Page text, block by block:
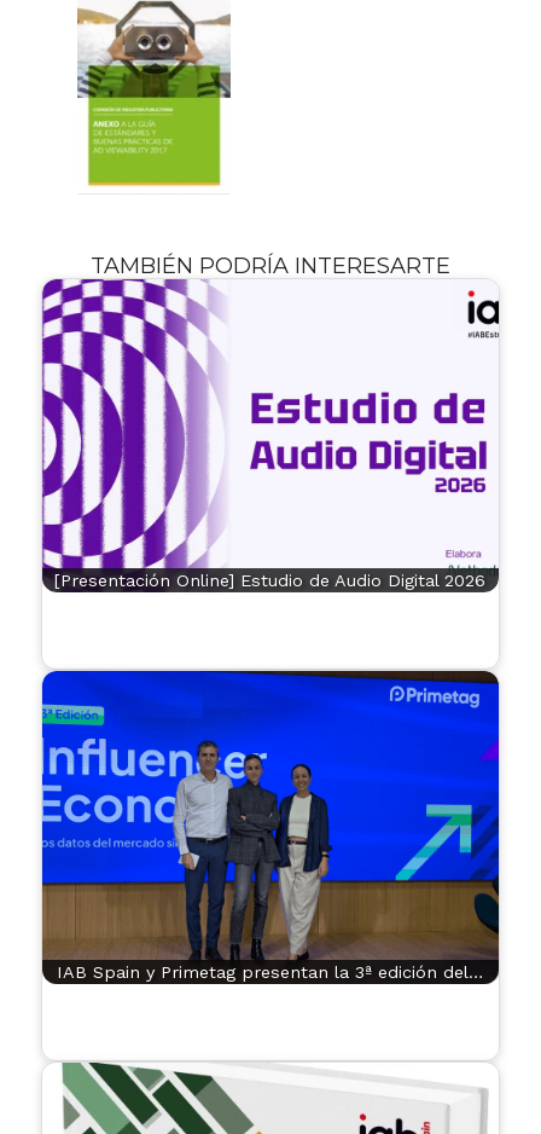
TAMBIÉN PODRÍA INTERESARTE
[Presentación Online] Estudio de Audio Digital 2026
IAB Spain y Primetag presentan la 3ª edición del…